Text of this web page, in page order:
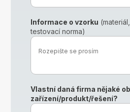
Informace o vzorku
testovací norma)
Vlastní daná firma nějaké
zařízení/produkt/řešení?